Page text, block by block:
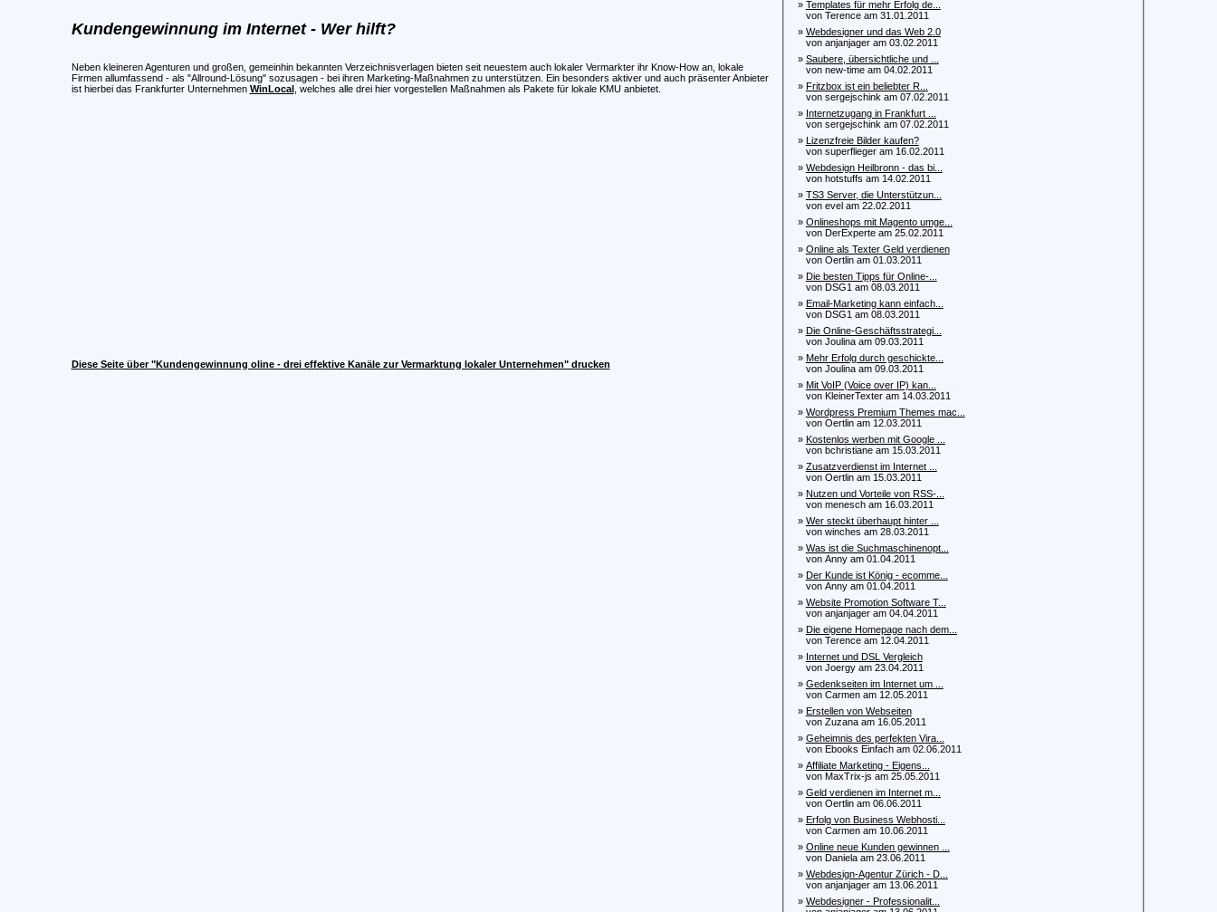
Kundengewinnung im Internet - Wer hilft?
Neben kleineren Agenturen und großen, gemeinhin bekannten Verzeichnisverlagen bieten seit neuestem auch lokaler Vermarkter ihr Know-How an, lokale
Firmen allumfassend - als "Allround-Lösung" sozusagen - bei ihren Marketing-Maßnahmen zu unterstützen. Ein besonders aktiver und auch präsenter Anbieter
ist hierbei das Frankfurter Unternehmen WinLocal, welches alle drei hier vorgestellen Maßnahmen als Pakete für lokale KMU anbietet.
Diese Seite über "Kundengewinnung oline - drei effektive Kanäle zur Vermarktung lokaler Unternehmen" drucken
» Templates für mehr Erfolg de...
von Terence am 31.01.2011
» Webdesigner und das Web 2.0
von anjanjager am 03.02.2011
» Saubere, übersichtliche und ...
von new-time am 04.02.2011
» Fritzbox ist ein beliebter R...
von sergejschink am 07.02.2011
» Internetzugang in Frankfurt ...
von sergejschink am 07.02.2011
» Lizenzfreie Bilder kaufen?
von superflieger am 16.02.2011
» Webdesign Heilbronn - das bi...
von hotstuffs am 14.02.2011
» TS3 Server, die Unterstützun...
von evel am 22.02.2011
» Onlineshops mit Magento umge...
von DerExperte am 25.02.2011
» Online als Texter Geld verdienen
von Oertlin am 01.03.2011
» Die besten Tipps für Online-...
von DSG1 am 08.03.2011
» Email-Marketing kann einfach...
von DSG1 am 08.03.2011
» Die Online-Geschäftsstrategi...
von Joulina am 09.03.2011
» Mehr Erfolg durch geschickte...
von Joulina am 09.03.2011
» Mit VoIP (Voice over IP) kan...
von KleinerTexter am 14.03.2011
» Wordpress Premium Themes mac...
von Oertlin am 12.03.2011
» Kostenlos werben mit Google ...
von bchristiane am 15.03.2011
» Zusatzverdienst im Internet ...
von Oertlin am 15.03.2011
» Nutzen und Vorteile von RSS-...
von menesch am 16.03.2011
» Wer steckt überhaupt hinter ...
von winches am 28.03.2011
» Was ist die Suchmaschinenopt...
von Anny am 01.04.2011
» Der Kunde ist König - ecomme...
von Anny am 01.04.2011
» Website Promotion Software T...
von anjanjager am 04.04.2011
» Die eigene Homepage nach dem...
von Terence am 12.04.2011
» Internet und DSL Vergleich
von Joergy am 23.04.2011
» Gedenkseiten im Internet um ...
von Carmen am 12.05.2011
» Erstellen von Webseiten
von Zuzana am 16.05.2011
» Geheimnis des perfekten Vira...
von Ebooks Einfach am 02.06.2011
» Affiliate Marketing - Eigens...
von MaxTrix-js am 25.05.2011
» Geld verdienen im Internet m...
von Oertlin am 06.06.2011
» Erfolg von Business Webhosti...
von Carmen am 10.06.2011
» Online neue Kunden gewinnen ...
von Daniela am 23.06.2011
» Webdesign-Agentur Zürich - D...
von anjanjager am 13.06.2011
» Webdesigner - Professionalit...